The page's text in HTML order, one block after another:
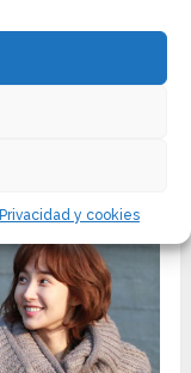
y cookies
Por lo que ella
más completa